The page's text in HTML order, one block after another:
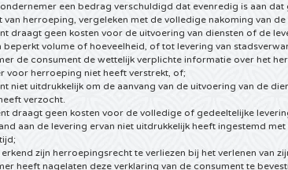
een bedrag verschuldigd dat evenredig is aan
van herroeping, vergeleken met de volledige nakoming van de
draagt geen kosten voor de uitvoering van diensten of de
beperkt volume of hoeveelheid, of tot levering van
de consument de wettelijk verplichte informatie over het
voor herroeping niet heeft verstrekt, of;
niet uitdrukkelijk om de aanvang van de uitvoering van de
verzocht.
draagt geen kosten voor de volledige of gedeeltelijke
aan de levering ervan niet uitdrukkelijk heeft ingestemd
zijn herroepingsrecht te verliezen bij het verlenen van
heeft nagelaten deze verklaring van de consument te